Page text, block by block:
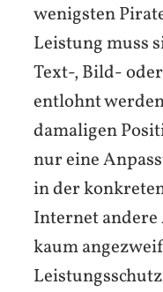
wenigsten
Leistung muss
Text-, Bild-
entlohnt
damaligen
nur eine
in der
Internet
kaum